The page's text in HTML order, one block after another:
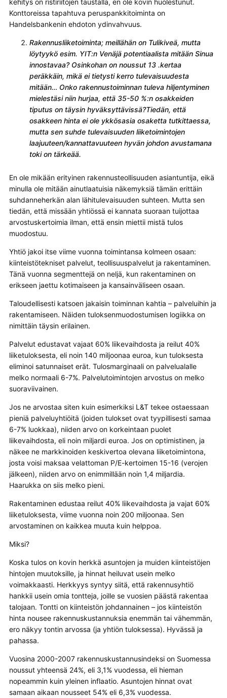
Konttoreissa tapahtuva peruspankkitoiminta on
Handelsbankenin ehdoton ydinvahvuus.
Rakennusliiketoiminta; meillähän on Tulikiveä, mutta
löytyykö esim. YIT:n Venäjä potentiaalista mitään Sinua
innostavaa? Osinkohan on noussut 13 .kertaa
peräkkäin, mikä ei tietysti kerro tulevaisuudesta
mitään… Onko rakennustoiminnan tuleva hiljentyminen
mielestäsi niin hurjaa, että 35-50 %:n osakkeiden
tiputus on täysin hyväksyttävissä?Tiedän, että
osakkeen hinta ei ole ykkösasia osaketta tutkittaessa,
mutta sen suhde tulevaisuuden liiketoimintojen
laajuuteen/kannattavuuteen hyvän johdon avustamana
toki on tärkeää.
En ole mikään erityinen rakennusteollisuuden asiantuntija, eikä
minulla ole mitään ainutlaatuisia näkemyksiä tämän erittäin
suhdanneherkän alan lähitulevaisuuden suhteen. Mutta sen
tiedän, että missään yhtiössä ei kannata suoraan tuijottaa
arvostuskertoimia ilman, että ensin miettii mistä tulos
muodostuu.
Yhtiö jakoi itse viime vuonna toimintansa kolmeen osaan:
kiinteistötekniset palvelut, teollisuuspalvelut ja rakentaminen.
Tänä vuonna segmenttejä on neljä, kun rakentaminen on
erikseen jaettu kotimaiseen ja kansainväliseen osaan.
Taloudellisesti katsoen jakaisin toiminnan kahtia – palveluihin ja
rakentamiseen. Näiden tuloksenmuodostumisen logiikka on
nimittäin täysin erilainen.
Palvelut edustavat vajaat 60% liikevaihdosta ja reilut 40%
liiketuloksesta, eli noin 140 miljoonaa euroa, kun tuloksesta
eliminoi satunnaiset erät. Tulosmarginaali on palvelualalle
melko normaali 6-7%. Palvelutoimintojen arvostus on melko
suoraviivainen.
Jos ne arvostaa siten kuin esimerkiksi L&T tekee ostaessaan
pieniä palveluyhtiöitä (joiden tulokset ovat tyypillisesti samaa
6-7% luokkaa), niiden arvo on korkeintaan puolet
liikevaihdosta, eli noin miljardi euroa. Jos on optimistinen, ja
näkee ne markkinoiden keskivertoa olevana liiketoimintona,
josta voisi maksaa velattoman P/E-kertoimen 15-16 (verojen
jälkeen), niiden arvo on enimmillään noin 1,4 miljardia.
Haarukka on siis melko pieni.
Rakentaminen edustaa reilut 40% liikevaihdosta ja vajat 60%
liiketuloksesta, viime vuonna noin 200 miljoonaa. Sen
arvostaminen on kaikkea muuta kuin helppoa.
Miksi?
Koska tulos on kovin herkkä asuntojen ja muiden kiinteistöjen
hintojen muutoksille, ja hinnat heiluvat usein melko
voimakkaasti. Herkkyys syntyy siitä, että rakennusyhtiö
hankkii usein omia tontteja, joille se vuosien päästä rakentaa
talojaan. Tontti on kiinteistön johdannainen – jos kiinteistön
hinta nousee rakennuskustannuksia enemmän tai vähemmän,
ero näkyy tontin arvossa (ja yhtiön tuloksessa). Hyvässä ja
pahassa.
Vuosina 2000-2007 rakennuskustannusindeksi on Suomessa
noussut yhteensä 24%, eli 3,1% vuodessa, eli hieman
nopeammin kuin yleinen inflaatio. Asuntojen hinnat ovat
samaan aikaan nousseet 54% eli 6,3% vuodessa.